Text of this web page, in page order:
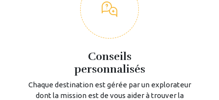
Conseils
personnalisés
Chaque destination est gérée par un explorateur
dont la mission est de vous aider à trouver la